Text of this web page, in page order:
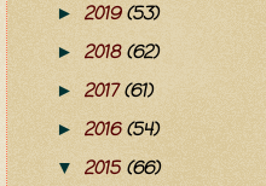
► 2019(53)
► 2018(62)
► 2017(61)
► 2016(54)
▼ 2015(66)